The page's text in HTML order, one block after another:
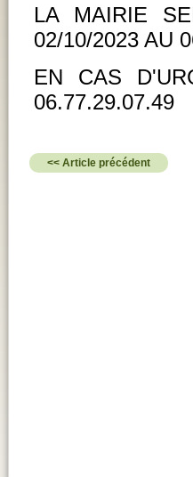
LA MAIRIE
02/10/2023 AU
EN CAS
06.77.29.07.49
<< Article précédent